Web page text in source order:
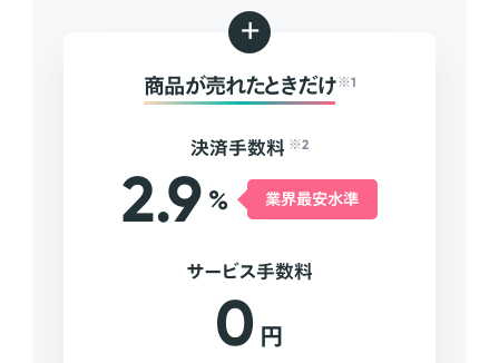
+
商品が売れたときだけ ※1
決済手数料 ※2
2.9 % 業界最安水準
サービス手数料
0 円